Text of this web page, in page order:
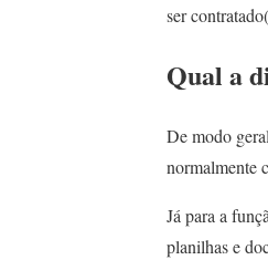
ser
Qual a
De modo
normalmente
Já para a
planilhas e